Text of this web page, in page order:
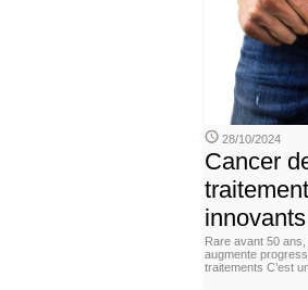
28/10/2024
Cancer
Rare avant 50
augmente
traitements C’est